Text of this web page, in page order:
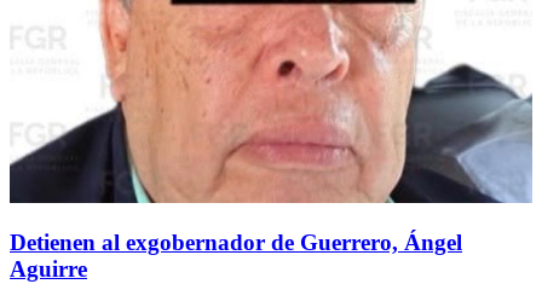
Detienen al exgobernador de Guerrero, Ángel
Aguirre